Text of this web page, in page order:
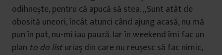
odihnește, pentru că apucă să stea. „Sunt atât de
obosită uneori, încât atunci când ajung acasă, nu mă
pun în pat, nu-mi iau pauză. Iar în weekend îmi fac un
plan to do listuriaș din care nu reușesc să fac nimic,